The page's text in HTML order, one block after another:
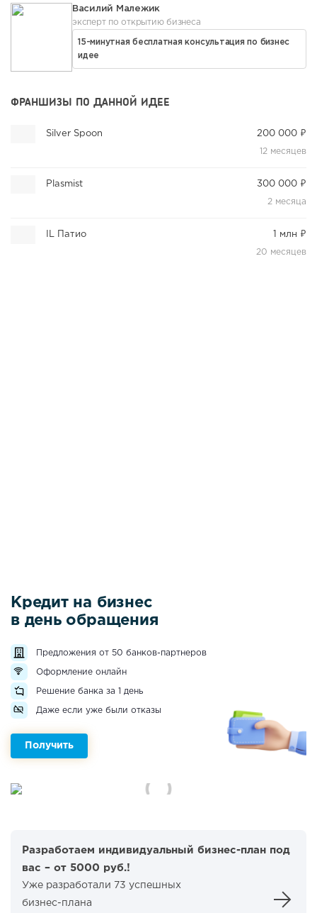
Василий Малежик
эксперт по открытию бизнеса
15-минутная бесплатная консультация по бизнес
идее
ФРАНШИЗЫ ПО ДАННОЙ ИДЕЕ
Silver Spoon 200 000 ₽
12 месяцев
Plasmist 300 000 ₽
2 месяца
IL Патио 1 млн ₽
20 месяцев
Кредит на бизнес
в день обращения
Предложения от 50 банков-партнеров
Оформление онлайн
Решение банка за 1 день
Даже если уже были отказы
Получить
Разработаем индивидуальный бизнес-план под
вас – от 5000 руб.!
Уже разработали 73 успешных
бизнес-плана